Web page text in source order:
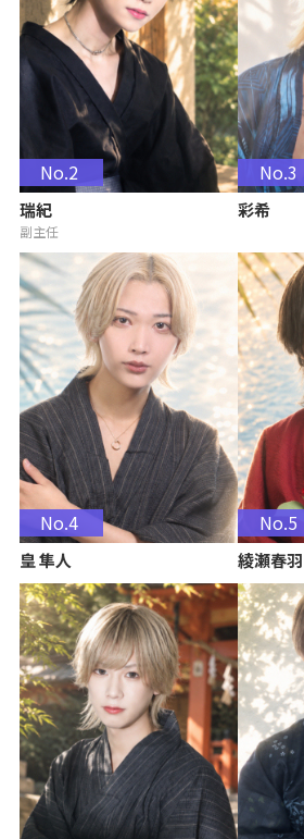
No.2
瑞紀
副主任
No.3
彩希
No.4
皇 隼人
No.5
綾瀬春羽